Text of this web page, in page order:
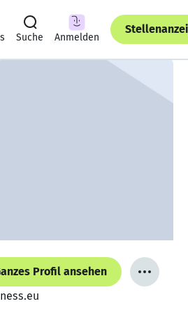
Suche Anmelden
Profil ansehen